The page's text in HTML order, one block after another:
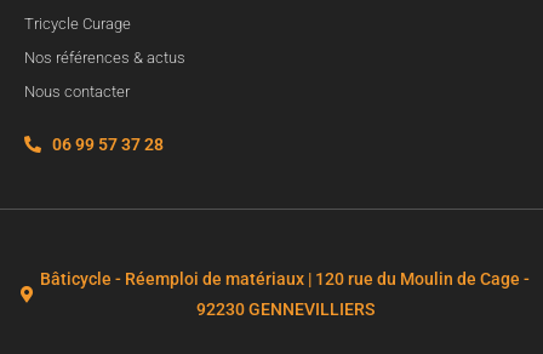
Tricycle Curage
Nos références & actus
Nous contacter
06 99 57 37 28
Bâticycle - Réemploi de matériaux | 120 rue du Moulin de Cage -
92230 GENNEVILLIERS